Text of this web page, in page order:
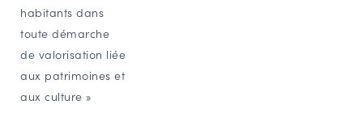
habitants dans
toute démarche
de valorisation liée
aux patrimoines et
aux culture »